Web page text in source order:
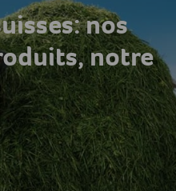
nos
notre